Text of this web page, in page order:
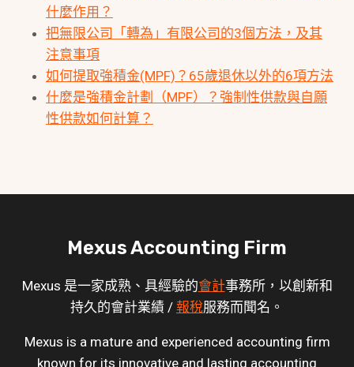
什麼作用？
把無限公司「轉為」有限公司的3個方法，及其
注意事項
如何提取強積金(MPF)？65歲退休以外的6項方法
什麼是強積金計劃（MPF）？強制性供款與自願
性供款如何計算？
Mexus Accounting Firm
Mexus 是一家成熟、具經驗的會計事務所，以創新和
持久的會計業績 / 報稅服務而聞名。
Mexus is a mature and experienced accounting firm
known for its innovative and lasting accounting